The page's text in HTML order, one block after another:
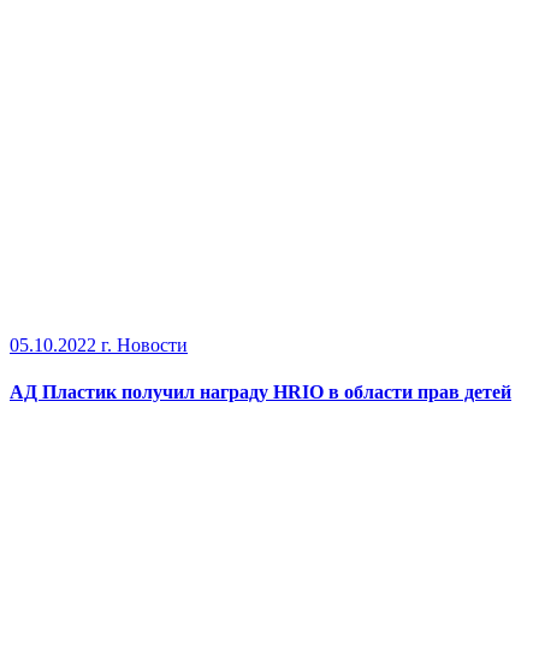
05.10.2022 г. Новости
АД Пластик получил награду HRIO в области прав детей